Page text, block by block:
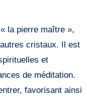
la pierre maître »,
cristaux. Il est
et
de méditation.
favorisant ainsi